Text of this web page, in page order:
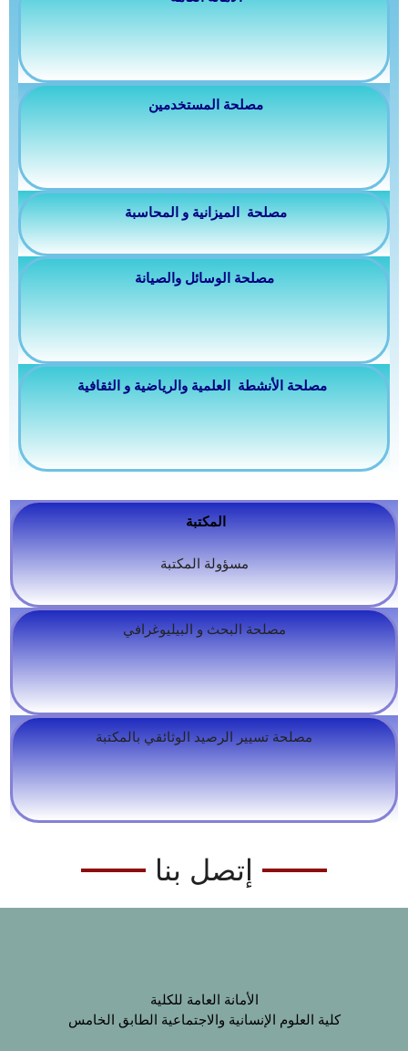
مصلحة المستخدمين
مصلحة الميزانية و المحاسبة
مصلحة الوسائل والصيانة
مصلحة الأنشطة العلمية والرياضية و الثقافية
المكتبة
مسؤولة المكتبة
مصلحة البحث و البيليوغرافي
مصلحة تسيير الرصيد الوثائقي بالمكتبة
إتصل بنا
الأمانة العامة للكلية
كلية العلوم الإنسانية والاجتماعية الطابق الخامس